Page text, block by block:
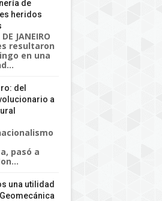
de
heridos
JANEIRO
resultaron
en una
del
a
pasó a
una utilidad